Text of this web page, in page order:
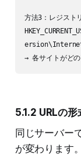
方法3：レジスト
5.1.2 URLの
同じサーバー
が変わります